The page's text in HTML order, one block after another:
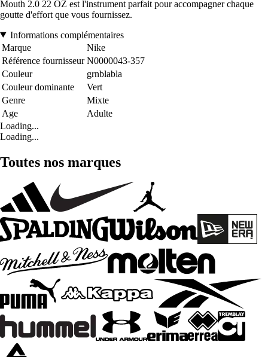
Mouth 2.0 22 OZ est l'instrument parfait pour accompagner chaque
goutte d'effort que vous fournissez.
Informations complémentaires
Marque
Nike
Référence fournisseur N0000043-357
Couleur
grnblabla
Couleur dominante
Vert
Genre
Mixte
Age
Adulte
Loading...
Loading...
Toutes nos marques